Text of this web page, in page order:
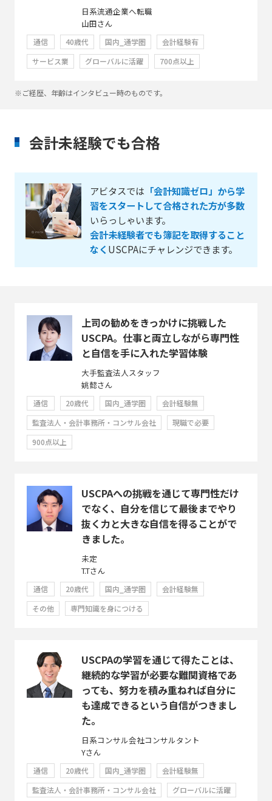
日系流通企業へ転職
山田さん
通信 40歳代 国内_通学圏
会計経験有
サービス業
グローバルに活躍 700点以上
※ご経歴、年齢はインタビュー時のものです。
会計未経験でも合格
アビタスでは 「会計知識ゼロ」から学
習をスタートして合格された方が多数
いらっしゃいます。
会計未経験者でも簿記を取得すること
なく USCPAにチャレンジできます。
上司の勧めをきっかけに挑戦した
USCPA。仕事と両立しながら専門性
と自信を手に入れた学習体験
大手監査法人スタッフ
姚懿さん
通信 20歳代 国内_通学圏
会計経験無
監査法人・会計事務所・コンサル会社
現職で必要
900点以上
USCPAへの挑戦を通じて専門性だけ
でなく、自分を信じて最後までやり
抜く力と大きな自信を得ることがで
きました。
未定
T.Tさん
通信 20歳代 国内_通学圏
会計経験無
その他
専門知識を身につける
USCPAの学習を通じて得たことは、
継続的な学習が必要な難関資格であ
っても、努力を積み重ねれば自分に
も達成できるという自信がつきまし
た。
日系コンサル会社コンサルタント
Yさん
通信 20歳代 国内_通学圏
会計経験無
監査法人・会計事務所・コンサル会社
グローバルに活躍